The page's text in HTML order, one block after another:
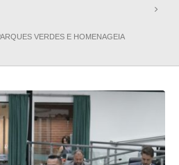
VERDES E HOMENAGEIA